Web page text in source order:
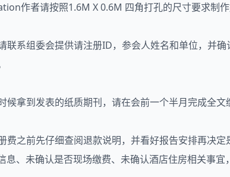
作者请按照1.6M X 0.6M 四角打孔的尺寸要求制作
联系组委会提供请注册ID，参会人姓名和单位，并
候拿到发表的纸质期刊，请在会前一个半月完成全
费之前先仔细查阅退款说明，并看好报告安排再决定
息、未确认是否现场缴费、未确认酒店住房相关事